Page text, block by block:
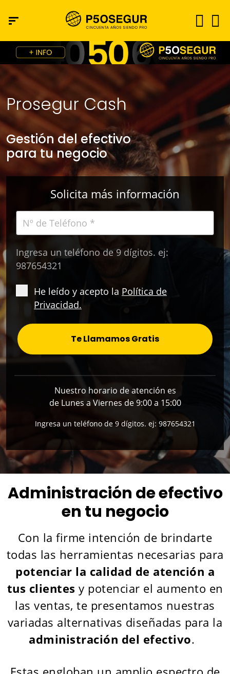
Prosegur Cash
Gestión del efectivo
para tu negocio
Solicita más información
Ingresa un teléfono de 9 dígitos. ej:
987654321
He leído y acepto la Política de
Privacidad.
Te Llamamos Gratis
Nuestro horario de atención es
de Lunes a Viernes de 9:00 a 15:00
Ingresa un teléfono de 9 dígitos. ej: 987654321
Administración de efectivo
en tu negocio
Con la firme intención de brindarte
todas las herramientas necesarias para
potenciar la calidad de atención a
tus clientes y potenciar el aumento en
las ventas, te presentamos nuestras
variadas alternativas diseñadas para la
administración del efectivo.